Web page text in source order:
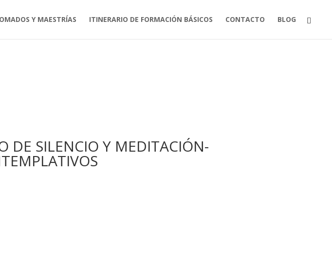
Y MAESTRÍAS ITINERARIO DE FORMACIÓN BÁSICOS CONTACTO BLOG
DE SILENCIO Y MEDITACIÓN-